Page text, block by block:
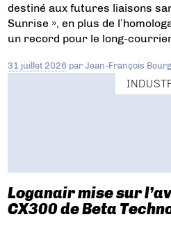
destiné aux futures liaisons
Sunrise », en plus de
un record pour le long-
31 juillet 2026 parJean-François
Loganair mise sur
CX300 de Beta